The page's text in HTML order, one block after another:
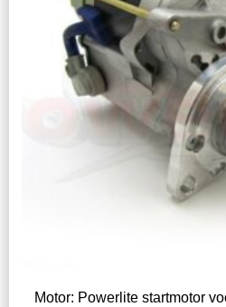
Motor: Powerlite startmotor